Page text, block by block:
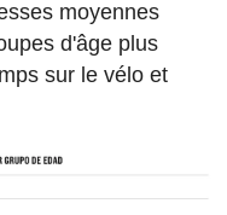
moyennes
d'âge plus
sur le vélo et